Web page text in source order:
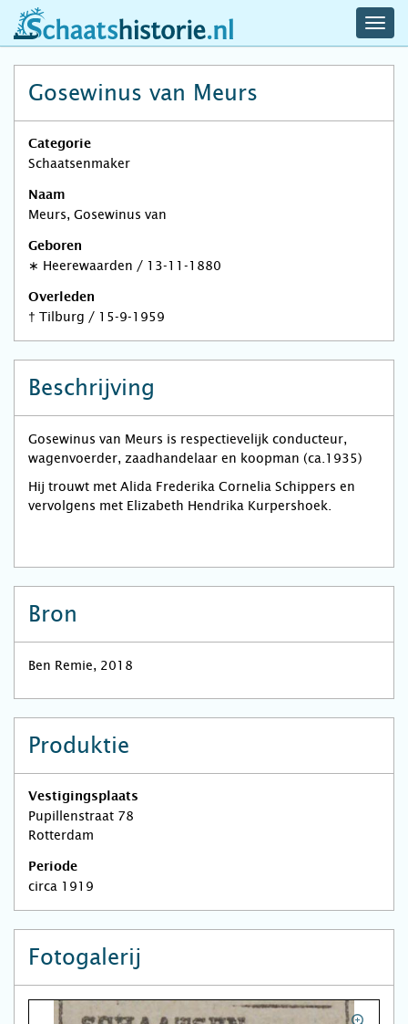
schaatshistorie.nl
Gosewinus van Meurs
Categorie
Schaatsenmaker
Naam
Meurs, Gosewinus van
Geboren
∗ Heerewaarden / 13-11-1880
Overleden
† Tilburg / 15-9-1959
Beschrijving
Gosewinus van Meurs is respectievelijk conducteur,
wagenvoerder, zaadhandelaar en koopman (ca.1935)
Hij trouwt met Alida Frederika Cornelia Schippers en
vervolgens met Elizabeth Hendrika Kurpershoek.
Bron
Ben Remie, 2018
Produktie
Vestigingsplaats
Pupillenstraat 78
Rotterdam
Periode
circa 1919
Fotogalerij